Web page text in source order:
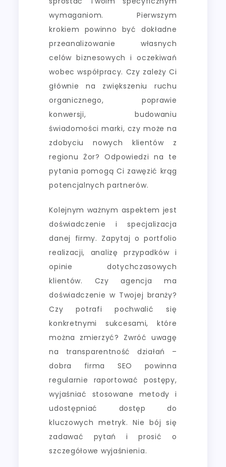
wymaganiom. Pierwszym
krokiem powinno być dokładne
przeanalizowanie własnych
celów biznesowych i oczekiwań
wobec współpracy. Czy zależy Ci
głównie na zwiększeniu ruchu
organicznego, poprawie
konwersji, budowaniu
świadomości marki, czy może na
zdobyciu nowych klientów z
regionu Żor? Odpowiedzi na te
pytania pomogą Ci zawęzić krąg
potencjalnych partnerów.
Kolejnym ważnym aspektem jest
doświadczenie i specjalizacja
danej firmy. Zapytaj o portfolio
realizacji, analizę przypadków i
opinie dotychczasowych
klientów. Czy agencja ma
doświadczenie w Twojej branży?
Czy potrafi pochwalić się
konkretnymi sukcesami, które
można zmierzyć? Zwróć uwagę
na transparentność działań –
dobra firma SEO powinna
regularnie raportować postępy,
wyjaśniać stosowane metody i
udostępniać dostęp do
kluczowych metryk. Nie bój się
zadawać pytań i prosić o
szczegółowe wyjaśnienia.